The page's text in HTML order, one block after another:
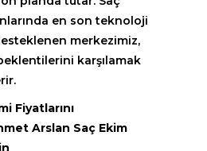
en son teknoloji
merkezimiz,
karşılamak
Fiyatlarını
Arslan Saç Ekim